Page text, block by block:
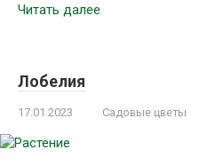
Читать далее
Лобелия
17.01.2023 Садовые цветы